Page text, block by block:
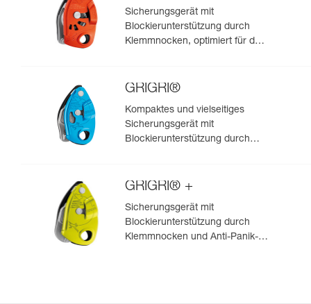
Sicherungsgerät mit
Blockierunterstützung durch
Klemmnocken, optimiert für das
GRIGRI®
Kompaktes und vielseitiges
Sicherungsgerät mit
Blockierunterstützung durch
GRIGRI® +
Sicherungsgerät mit
Blockierunterstützung durch
Klemmnocken und Anti-Panik-